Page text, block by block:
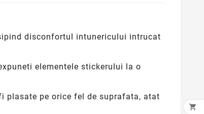
disconfortul intunericului intrucat
elementele stickerului la o
plasate pe orice fel de suprafata, atat
